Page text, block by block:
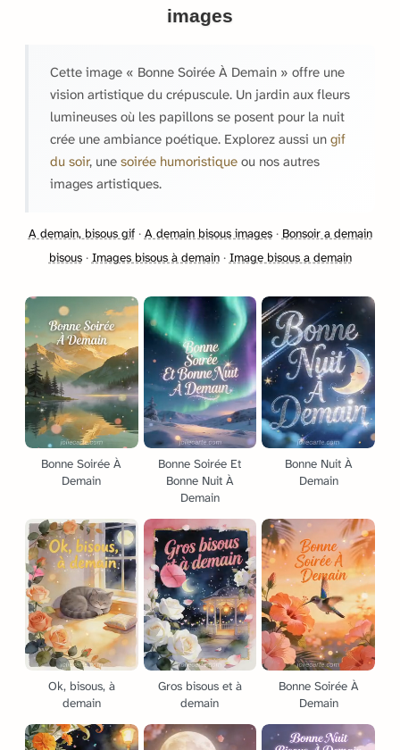
images
Cette image « Bonne Soirée À Demain » offre une
vision artistique du crépuscule. Un jardin aux fleurs
lumineuses où les papillons se posent pour la nuit
crée une ambiance poétique. Explorez aussi un gif
du soir, une soirée humoristique ou nos autres
images artistiques.
A demain, bisous gif· A demain bisous images· Bonsoir a demain
bisous· Images bisous à demain· Image bisous a demain
Bonne Soirée À
Demain
Bonne Soirée Et
Bonne Nuit À
Demain
Bonne Nuit À
Demain
Ok, bisous, à
demain
Gros bisous et à
demain
Bonne Soirée À
Demain